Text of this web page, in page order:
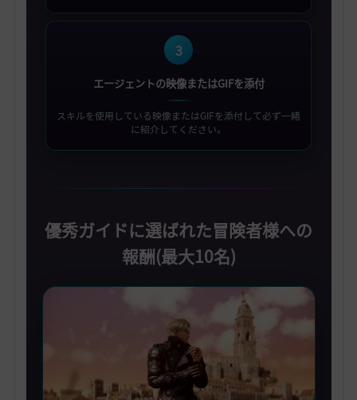
3
エージェントの映像またはGIFを添付
スキルを使用している映像またはGIFを添付して必ず一緒
に紹介してください。
優秀ガイドに選ばれた冒険者様への
報酬(最大10名)